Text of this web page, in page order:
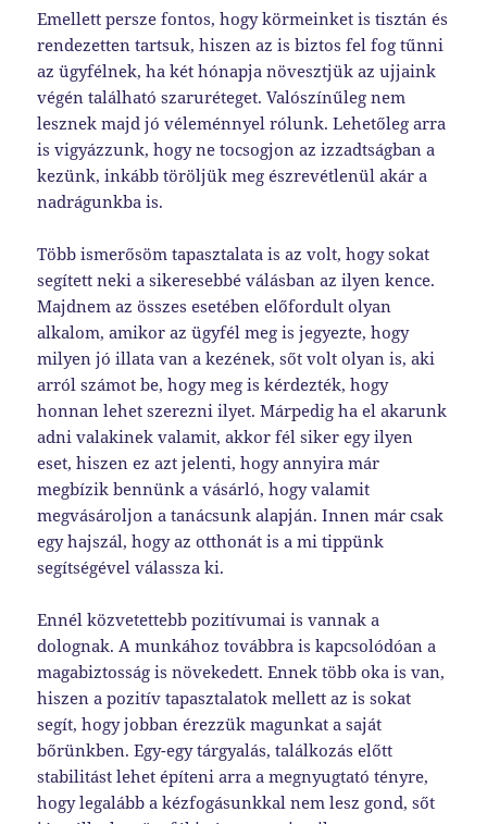
Emellett persze fontos, hogy körmeinket is tisztán és
rendezetten tartsuk, hiszen az is biztos fel fog tűnni
az ügyfélnek, ha két hónapja növesztjük az ujjaink
végén található szaruréteget. Valószínűleg nem
lesznek majd jó véleménnyel rólunk. Lehetőleg arra
is vigyázzunk, hogy ne tocsogjon az izzadtságban a
kezünk, inkább töröljük meg észrevétlenül akár a
nadrágunkba is.
Több ismerősöm tapasztalata is az volt, hogy sokat
segített neki a sikeresebbé válásban az ilyen kence.
Majdnem az összes esetében előfordult olyan
alkalom, amikor az ügyfél meg is jegyezte, hogy
milyen jó illata van a kezének, sőt volt olyan is, aki
arról számot be, hogy meg is kérdezték, hogy
honnan lehet szerezni ilyet. Márpedig ha el akarunk
adni valakinek valamit, akkor fél siker egy ilyen
eset, hiszen ez azt jelenti, hogy annyira már
megbízik bennünk a vásárló, hogy valamit
megvásároljon a tanácsunk alapján. Innen már csak
egy hajszál, hogy az otthonát is a mi tippünk
segítségével válassza ki.
Ennél közvetettebb pozitívumai is vannak a
dolognak. A munkához továbbra is kapcsolódóan a
magabiztosság is növekedett. Ennek több oka is van,
hiszen a pozitív tapasztalatok mellett az is sokat
segít, hogy jobban érezzük magunkat a saját
bőrünkben. Egy-egy tárgyalás, találkozás előtt
stabilitást lehet építeni arra a megnyugtató tényre,
hogy legalább a kézfogásunkkal nem lesz gond, sőt